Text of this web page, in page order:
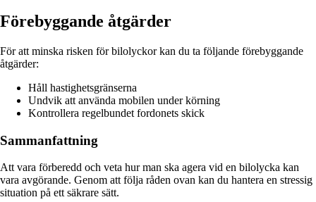
Förebyggande åtgärder
För att minska risken för bilolyckor kan du ta följande förebyggande
åtgärder:
Håll hastighetsgränserna
Undvik att använda mobilen under körning
Kontrollera regelbundet fordonets skick
Sammanfattning
Att vara förberedd och veta hur man ska agera vid en bilolycka kan
vara avgörande. Genom att följa råden ovan kan du hantera en stressig
situation på ett säkrare sätt.